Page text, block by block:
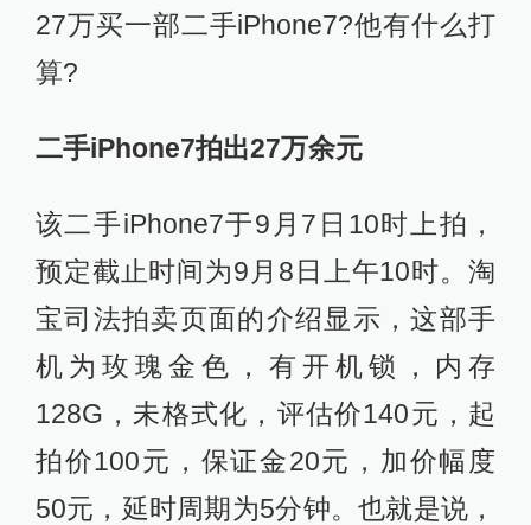
27万买一部二手iPhone7?他有什么打
算?
二手iPhone7拍出27万余元
该二手iPhone7于9月7日10时上拍，
预定截止时间为9月8日上午10时。淘
宝司法拍卖页面的介绍显示，这部手
机为玫瑰金色，有开机锁，内存
128G，未格式化，评估价140元，起
拍价100元，保证金20元，加价幅度
50元，延时周期为5分钟。也就是说，